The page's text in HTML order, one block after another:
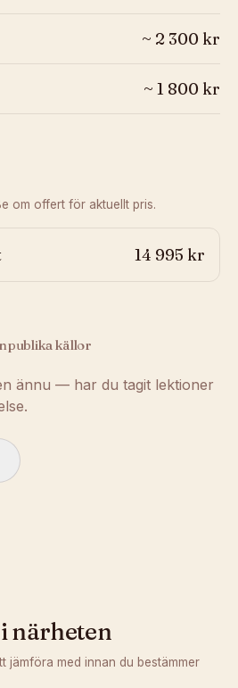
~ 2 300 kr
~ 1 800 kr
om offert för aktuellt pris.
14 995 kr
publika källor
ännu — har du tagit lektioner
närheten
jämföra med innan du bestämmer